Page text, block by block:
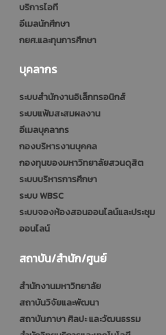
บริการไอที
อีเมลนักศึกษา
กยศ.และทุนการศึกษา
บุคลากร
ระบบสำนักงานอิเล็กทรอนิกส์
ระบบแฟ้มสะสมผลงาน
อีเมลบุคลากร
กองบริหารงานบุคคล
กองทุนของมหาวิทยาลัยสวนดุสิต
ระบบบริหารการศึกษา
ระบบ WBSC
ระบบจองห้องสอนออนไลน์และประชุม
ออนไลน์
สถาบัน/สำนัก/ศูนย์
สำนักงานมหาวิทยาลัย
สถาบันวิจัยและพัฒนา
สถาบันภาษา ศิลปะ และวัฒนธรรม